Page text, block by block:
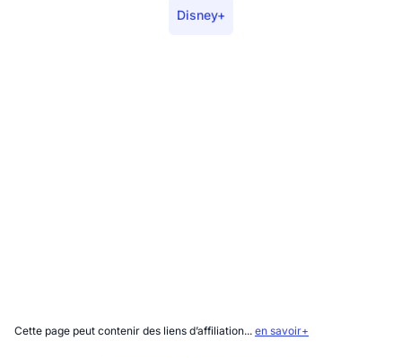
Disney+
Cette page peut contenir des liens d’affiliation... en savoir+